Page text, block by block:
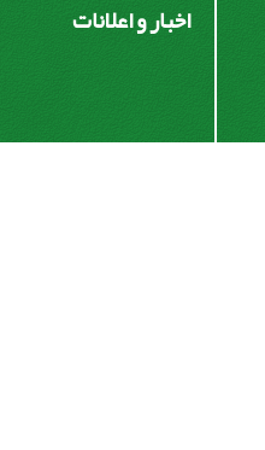
اخبار و اعلانات